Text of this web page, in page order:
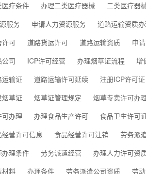
疗条件 办理二类医疗器械 二类医疗器
服务 申请人力资源服务 道路运输资质
许可 道路货运许可 道路运输资质 申
司 ICP许可经营 办理烟草证流程 增
输证 道路运输许可延续 注册ICP许可证
草证 烟草证管理规定 烟草专卖许可办
办理 办理食品生产许可 食品卫生许可
经营许可信息 食品经营许可注销 劳务派
办理条件 劳务派遣经营 办理人力许可资
材料 办理条件 劳务派遣公司资质 劳